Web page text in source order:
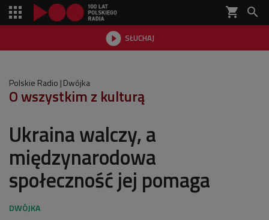
shopping_cart 
 SŁUCHAJ

Polskie Radio Dwójka
O wszystkim z kulturą
Ukraina walczy, a
międzynarodowa
społeczność jej pomaga